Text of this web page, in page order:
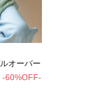
オーバー
-60%OFF-